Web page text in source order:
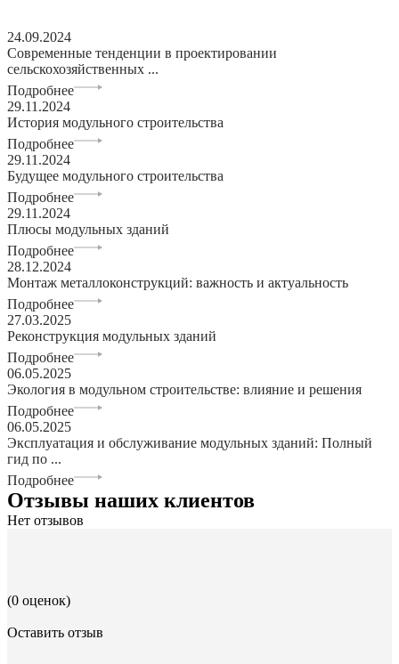
24.09.2024
Современные тенденции в проектировании
сельскохозяйственных ...
Подробнее
29.11.2024
История модульного строительства
Подробнее
29.11.2024
Будущее модульного строительства
Подробнее
29.11.2024
Плюсы модульных зданий
Подробнее
28.12.2024
Монтаж металлоконструкций: важность и актуальность
Подробнее
27.03.2025
Реконструкция модульных зданий
Подробнее
06.05.2025
Экология в модульном строительстве: влияние и решения
Подробнее
06.05.2025
Эксплуатация и обслуживание модульных зданий: Полный
гид по ...
Подробнее
Отзывы наших клиентов
Нет отзывов
(0 оценок)
Оставить отзыв